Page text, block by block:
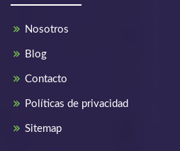
Nosotros
Blog
Contacto
Políticas de privacidad
Sitemap